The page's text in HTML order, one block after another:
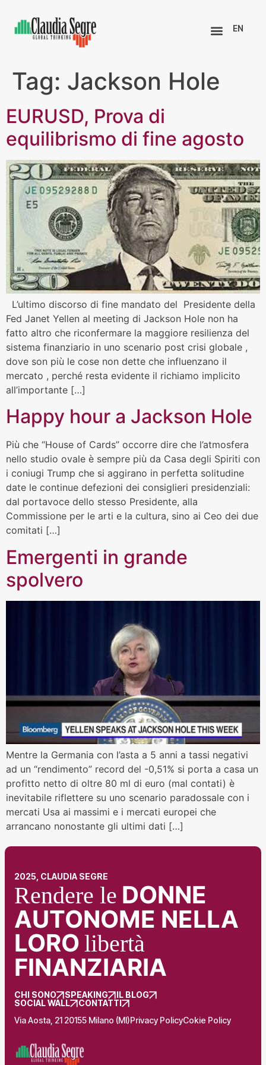
EN
Tag: Jackson Hole
EURUSD, Prova di
equilibrismo di fine agosto
L’ultimo discorso di fine mandato del Presidente della
Fed Janet Yellen al meeting di Jackson Hole non ha
fatto altro che riconfermare la maggiore resilienza del
sistema finanziario in uno scenario post crisi globale ,
dove son più le cose non dette che influenzano il
mercato , perché resta evidente il richiamo implicito
all’importante […]
Happy hour a Jackson Hole
Più che “House of Cards” occorre dire che l’atmosfera
nello studio ovale è sempre più da Casa degli Spiriti con
i coniugi Trump che si aggirano in perfetta solitudine
date le continue defezioni dei consiglieri presidenziali:
dal portavoce dello stesso Presidente, alla
Commissione per le arti e la cultura, sino ai Ceo dei due
comitati […]
Emergenti in grande
spolvero
Mentre la Germania con l’asta a 5 anni a tassi negativi
ad un “rendimento” record del -0,51% si porta a casa un
profitto netto di oltre 80 ml di euro (mal contati) è
inevitabile riflettere su uno scenario paradossale con i
mercati Usa ai massimi e i mercati europei che
arrancano nonostante gli ultimi dati […]
2025, CLAUDIA SEGRE
Rendere le DONNE
AUTONOME NELLA
LORO libertà
FINANZIARIA
CHI SONO SPEAKING
IL BLOG
SOCIAL WALL
CONTATTI
Via Aosta, 21 20155 Milano (MI)Privacy PolicyCokie Policy